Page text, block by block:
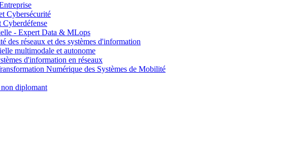
Cybersécurité
- Expert Data & MLops
des réseaux et des systèmes d'information
multimodale et autonome
d'information en réseaux
Numérique des Systèmes de Mobilité
diplomant